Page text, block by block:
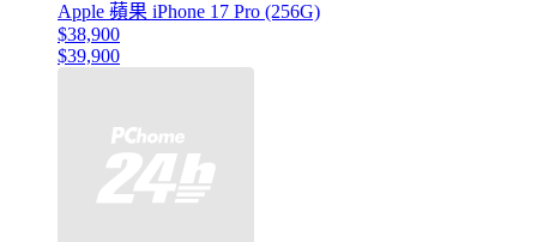
Apple 蘋果 iPhone 17 Pro (256G)
$38,900
$39,900